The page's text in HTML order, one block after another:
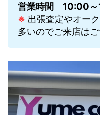
営業時間
10:00
※ 出張査定やオー
多いのでご来店は